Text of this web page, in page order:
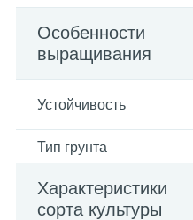
Особенности
выращивания
Устойчивость
Тип грунта
Характеристики
сорта культуры